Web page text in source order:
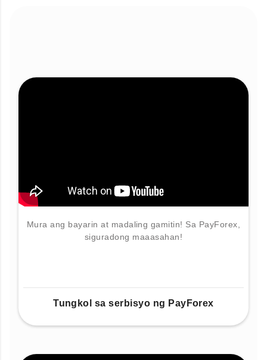
Mura ang bayarin at madaling gamitin! Sa PayForex,
siguradong maaasahan!
Tungkol sa serbisyo ng PayForex